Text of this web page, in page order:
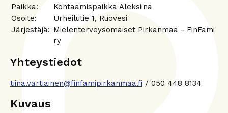
Paikka:
Kohtaamispaikka Aleksiina
Osoite:
Urheilutie 1, Ruovesi
Järjestäjä: Mielenterveysomaiset Pirkanmaa - FinFami
ry
Yhteystiedot
tiina.vartiainen@finfamipirkanmaa.fi / 050 448 8134
Kuvaus